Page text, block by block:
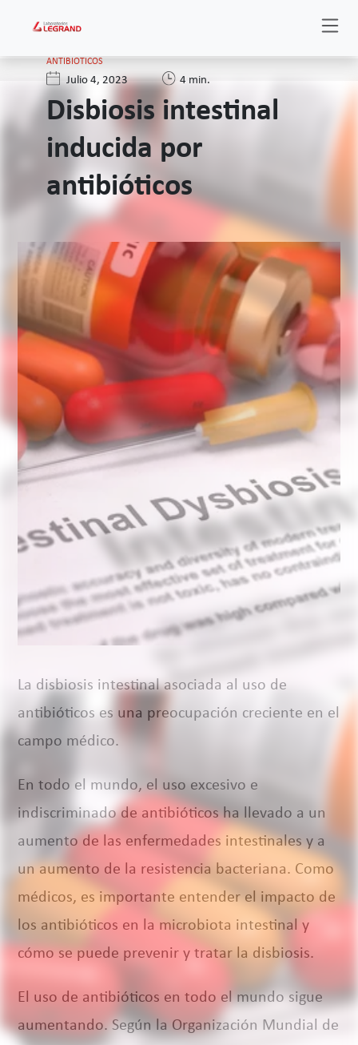
ANTIBIOTICOS
Julio 4, 2023 4 min.
Disbiosis intestinal
inducida por
antibióticos
La disbiosis intestinal asociada al uso de
antibióticos es una preocupación creciente en el
campo médico.
En todo el mundo, el uso excesivo e
indiscriminado de antibióticos ha llevado a un
aumento de las enfermedades intestinales y a
un aumento de la resistencia bacteriana. Como
médicos, es importante entender el impacto de
los antibióticos en la microbiota intestinal y
cómo se puede prevenir y tratar la disbiosis.
El uso de antibióticos en todo el mundo sigue
aumentando. Según la Organización Mundial de